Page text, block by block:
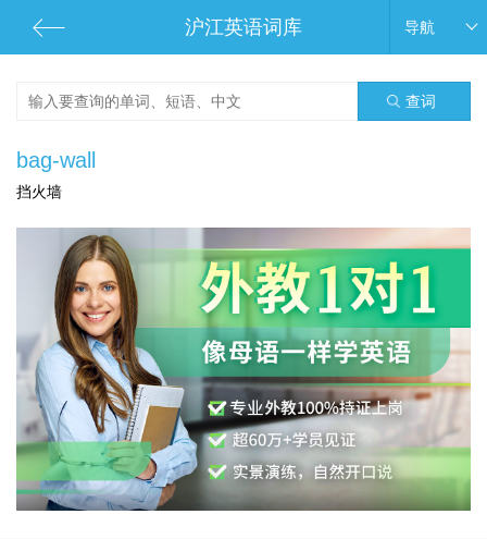
沪江英语词库 导航
查词
bag-wall
挡火墙